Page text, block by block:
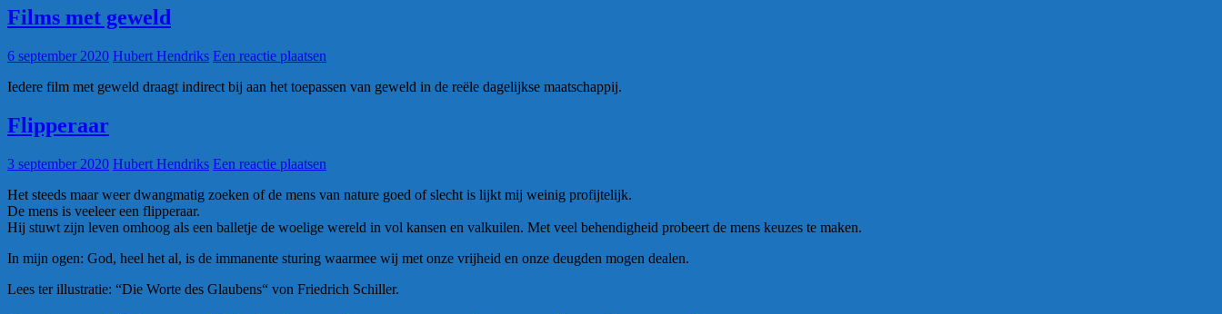
Films met geweld
6 september 2020 Hubert Hendriks Een reactie plaatsen
Iedere film met geweld draagt indirect bij aan het toepassen van geweld in de reële dagelijkse maatschappij.
Flipperaar
3 september 2020 Hubert Hendriks Een reactie plaatsen
Het steeds maar weer dwangmatig zoeken of de mens van nature goed of slecht is lijkt mij weinig profijtelijk.
De mens is veeleer een flipperaar.
Hij stuwt zijn leven omhoog als een balletje de woelige wereld in vol kansen en valkuilen. Met veel behendigheid probeert de mens keuzes te maken.
In mijn ogen: God, heel het al, is de immanente sturing waarmee wij met onze vrijheid en onze deugden mogen dealen.
Lees ter illustratie: “Die Worte des Glaubens“ von Friedrich Schiller.